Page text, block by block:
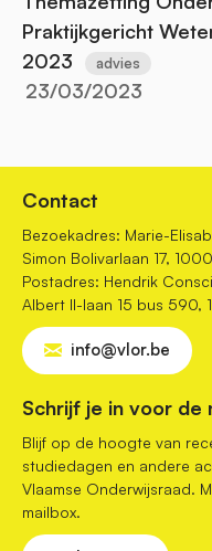
Praktijkgericht
2023
advies
23/03/2023
Contact
Bezoekadres: Marie-
Simon Bolivarlaan 17,
Postadres: Hendrik
Albert II-laan 15 bus 590,
info@vlor.be
Schrijf je in voor de
Blijf op de hoogte van
studiedagen en andere
Vlaamse Onderwijsraad.
mailbox.